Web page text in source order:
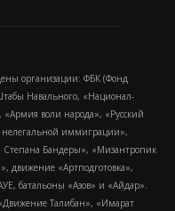
организации: ФБК (Фонд
Навального, «Национал-
воли народа», «Русский
иммиграции»,
Бандеры», «Мизантропик
движение «Артподготовка»,
батальоны «Азов» и «Айдар».
Талибан», «Имарат